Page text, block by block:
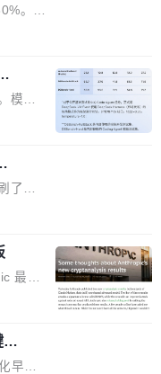
web
复 s
问题
。输
出从
。
不是
优化
5.6
自
环境
模型
活 1
训
月发
测试
到 8
F
个 Fl
预
。 跟
了一
成模
界。
作为
声道
例
运
然语
的。
最新
制：
模
了后
词
早已